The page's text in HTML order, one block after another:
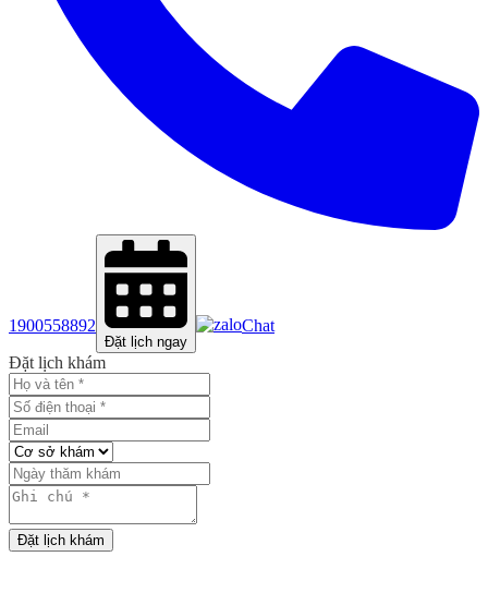
1900558892
Đặt lịch ngay
Chat
Đặt lịch khám
Đặt lịch khám